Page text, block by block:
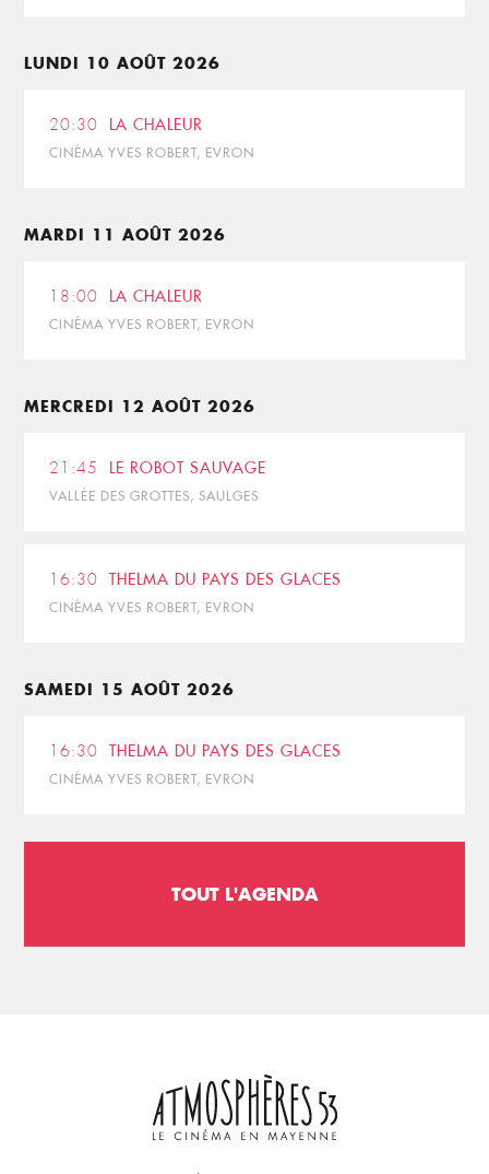
LUNDI 10 AOÛT 2026
20:30 LA CHALEUR
CINÉMA YVES ROBERT, EVRON
MARDI 11 AOÛT 2026
18:00 LA CHALEUR
CINÉMA YVES ROBERT, EVRON
MERCREDI 12 AOÛT 2026
21:45 LE ROBOT SAUVAGE
VALLÉE DES GROTTES, SAULGES
16:30 THELMA DU PAYS DES GLACES
CINÉMA YVES ROBERT, EVRON
SAMEDI 15 AOÛT 2026
16:30 THELMA DU PAYS DES GLACES
CINÉMA YVES ROBERT, EVRON
TOUT L'AGENDA